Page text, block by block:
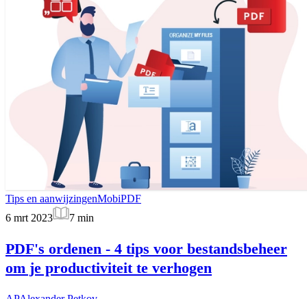
Tips en aanwijzingenMobiPDF
6 mrt 2023
7 min
PDF's ordenen - 4 tips voor bestandsbeheer
om je productiviteit te verhogen